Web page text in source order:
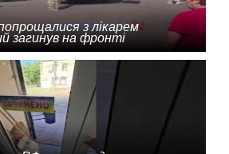
з лікарем
загинув на фронті